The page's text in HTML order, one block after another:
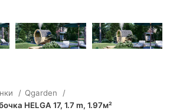
Qgarden
HELGA 17, 1.7 m, 1.97м²